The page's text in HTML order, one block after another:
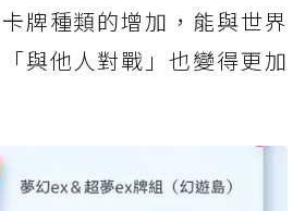
牌種類的增加，能與世界
與他人對戰」也變得更加